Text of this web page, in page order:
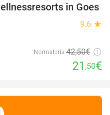
49%
in Goes
9.6 star
Normalpris 42,50€
21 ,50€